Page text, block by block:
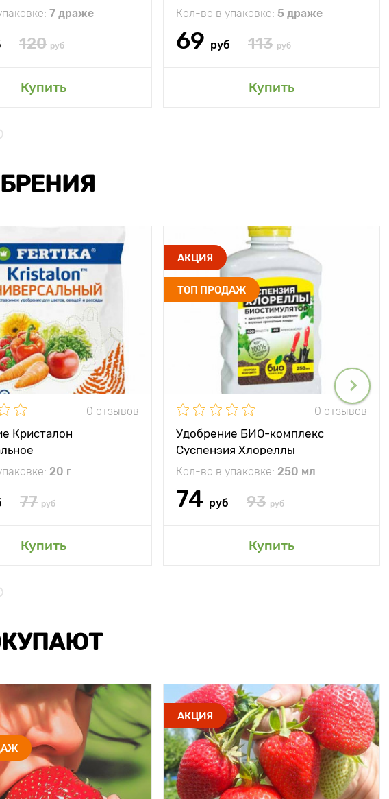
7 драже
120 руб
Купить
Кол-во в упаковке: 5 драже
69 руб 113 руб
Купить
0 отзывов
Кристалон
20 г
77 руб
Купить
АКЦИЯ
ТОП ПРОДАЖ
0 отзывов
Удобрение БИО-комплекс
Суспензия Хлореллы
Кол-во в упаковке: 250 мл
74 руб 93 руб
Купить
АКЦИЯ